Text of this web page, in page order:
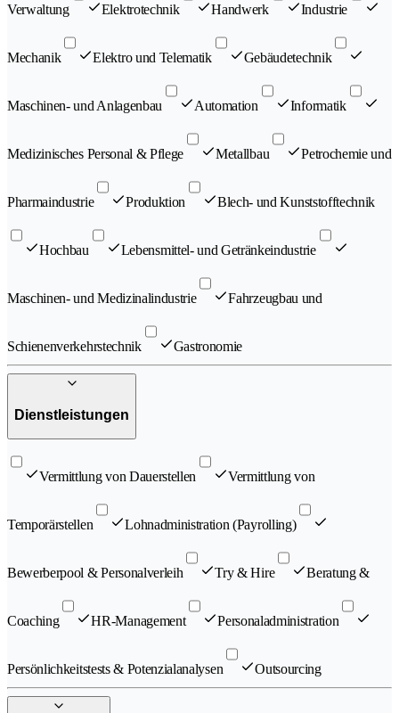
Verwaltung Elektrotechnik Handwerk Industrie
Mechanik Elektro und Telematik Gebäudetechnik
Maschinen- und Anlagenbau Automation Informatik
Medizinisches Personal & Pflege Metallbau Petrochemie und
Pharmaindustrie Produktion Blech- und Kunststofftechnik
Hochbau Lebensmittel- und Getränkeindustrie
Maschinen- und Medizinalindustrie Fahrzeugbau und
Schienenverkehrstechnik Gastronomie
Dienstleistungen
Vermittlung von Dauerstellen Vermittlung von
Temporärstellen Lohnadministration (Payrolling)
Bewerberpool & Personalverleih Try & Hire Beratung &
Coaching HR-Management Personaladministration
Persönlichkeitstests & Potenzialanalysen Outsourcing